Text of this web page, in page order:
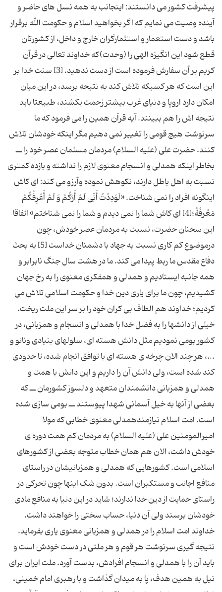
پیشرفت کشور می دانستند: اینجانب به همه نسل های حاضر و
آینده وصیت می نمایم که اگر بخواهید اسلام و حکومت الله برقرار
باشد و دست استعمار و استثمارگران خارج و داخل، از کشورتان
قطع شود این انگیزه الهی را (وحدت)که خداوند تعالی در قرآن
کریم بر آن سفارش فرموده است از دست ندهید. [3] سنت خدا بر
این است که هر کسیکه تلاش کند به نتیجه برسد، در این میان
امکان دارد اروپا و دنیای غرب بیشتر زحمت بکشند، طبیعتا باید
نتیجه اش را هم ببینند. آیه قرآن همین را می فرمود که ما
سرنوشت هیچ قومی را تغییر نمی دهیم مگر اینکه خودشان تلاش
کنند. حضرت علی (علیه السلام) مردمان مسلمان عصر خود را ــ
بخاطر اینکه همدلی و انسجام معنوی لازم را نداشته و بازده کمتری
نسبت به اهل باطل دارند، نکوهش نموده وآرزو می کند: ای کاش
اینگونه افراد را نمی شناخت. «لَوَدِدْتُ أَنِّی‏ لَمْ‏ أَرَكُمْ‏ وَ لَمْ أَعْرِفْكُمْ
مَعْرفَةً؛[4] ای کاش شما را نمی دیدم و شما را نمی شناختم» اتفاقا
این سخنان حضرت، نسبت به مردمان عصر خودش، چون
درموضوع کم کاری نسبت به جهاد با دشمنان خداست [5] به بحث
دفاع مقدس ما ربط پیدا می کند. ما در هشت سال جنگ نابرابر و
همه جانبه ایستادیم و همدلی و همفکری معنوی را به رخ جهان
کشیدیم، چون ما برای یاری دین خدا و حکومت اسلامی تلاش می
کردیم؛ خداوند هم الطاف بی کران خود را بر سر این ملت ریخت.
خیلی از دانشها را به فضل خدا با همدلی و انسجام و همزبانی، در
کشور بومی نمودیم مثل دانش هسته ای، سلولهای بنیادی ونانو و
...، هر چند الان چرخه ی هسته ای با توافق انجام شده، تا حدودی
کند شده است، ولی دانش آن را داریم و این دانش با همت و
همدلی و همزبانی دانشمندان متعهد و دلسوز کشورمان ــ که
بعضی از آنها به خیل آسمانی شهدا پیوستند ــ بومی سازی شده
است. امت اسلام نیازمندهمدلی معنوی خطابی که مولا
امیرالمومنین علی (علیه السلام) به مردمان کم همت دوره ی
خودش داشت، الان هم همان خطاب متوجه بعضی از کشورهای
اسلامی است. کشورهایی که همدلی و همزبانیشان در راستای
منافع اجانب و مستکبران است. بدون شک اینها چون تحرکی در
راستای حمایت از دین خدا ندارند؛ شاید در این دنیا به منافع مادی
خودشان برسند ولی آن دنیا، حساب سختی را خواهند داشت.
خداوند امت اسلام را در همدلی و همزبانی معنوی یاری بفرماید.
نتیجه گیری سرنوشت هر قوم و هر ملتی در دست خودش است و
باید آن را با همدلی و انسجام افرادش، بدست آورد. ملت ایران برای
نیل به همین هدف، پا به میدان گذاشت و با رهبری امام خمینی،